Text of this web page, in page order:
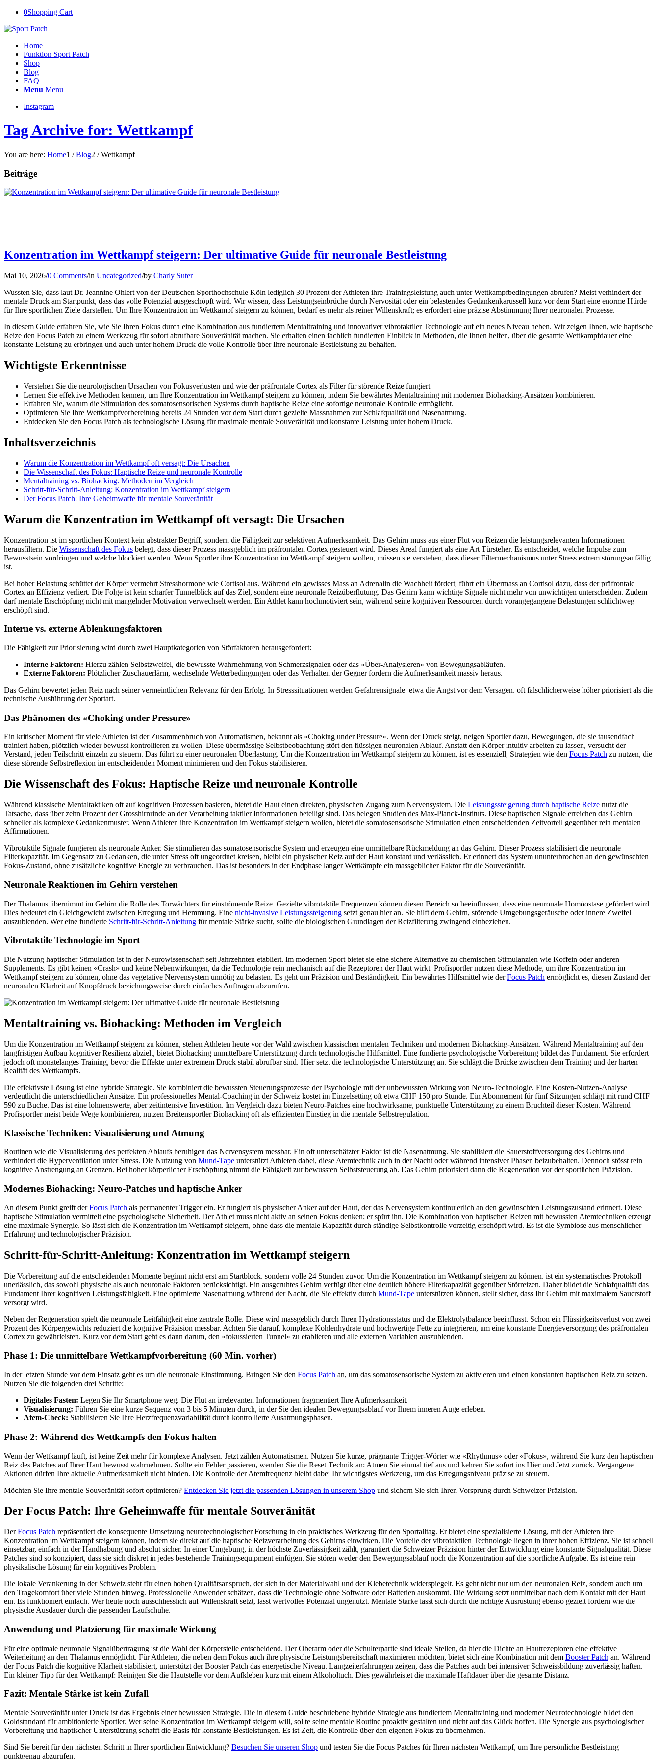
0Shopping Cart
Home
Funktion Sport Patch
Shop
Blog
FAQ
Menu Menu
Instagram
Tag Archive for: Wettkampf
You are here: Home1 / Blog2 / Wettkampf
Beiträge
Konzentration im Wettkampf steigern: Der ultimative Guide für neuronale Bestleistung
Mai 10, 2026/0 Comments/in Uncategorized/by Charly Suter
Wussten Sie, dass laut Dr. Jeannine Ohlert von der Deutschen Sporthochschule Köln lediglich 30 Prozent der Athleten ihre Trainingsleistung auch unter Wettkampfbedingungen abrufen? Meist verhindert der
mentale Druck am Startpunkt, dass das volle Potenzial ausgeschöpft wird. Wir wissen, dass Leistungseinbrüche durch Nervosität oder ein belastendes Gedankenkarussell kurz vor dem Start eine enorme Hürde
für Ihre sportlichen Ziele darstellen. Um Ihre Konzentration im Wettkampf steigern zu können, bedarf es mehr als reiner Willenskraft; es erfordert eine präzise Abstimmung Ihrer neuronalen Prozesse.
In diesem Guide erfahren Sie, wie Sie Ihren Fokus durch eine Kombination aus fundiertem Mentaltraining und innovativer vibrotaktiler Technologie auf ein neues Niveau heben. Wir zeigen Ihnen, wie haptische
Reize den Focus Patch zu einem Werkzeug für sofort abrufbare Souveränität machen. Sie erhalten einen fachlich fundierten Einblick in Methoden, die Ihnen helfen, über die gesamte Wettkampfdauer eine
konstante Leistung zu erbringen und auch unter hohem Druck die volle Kontrolle über Ihre neuronale Bestleistung zu behalten.
Wichtigste Erkenntnisse
Verstehen Sie die neurologischen Ursachen von Fokusverlusten und wie der präfrontale Cortex als Filter für störende Reize fungiert.
Lernen Sie effektive Methoden kennen, um Ihre Konzentration im Wettkampf steigern zu können, indem Sie bewährtes Mentaltraining mit modernen Biohacking-Ansätzen kombinieren.
Erfahren Sie, warum die Stimulation des somatosensorischen Systems durch haptische Reize eine sofortige neuronale Kontrolle ermöglicht.
Optimieren Sie Ihre Wettkampfvorbereitung bereits 24 Stunden vor dem Start durch gezielte Massnahmen zur Schlafqualität und Nasenatmung.
Entdecken Sie den Focus Patch als technologische Lösung für maximale mentale Souveränität und konstante Leistung unter hohem Druck.
Inhaltsverzeichnis
Warum die Konzentration im Wettkampf oft versagt: Die Ursachen
Die Wissenschaft des Fokus: Haptische Reize und neuronale Kontrolle
Mentaltraining vs. Biohacking: Methoden im Vergleich
Schritt-für-Schritt-Anleitung: Konzentration im Wettkampf steigern
Der Focus Patch: Ihre Geheimwaffe für mentale Souveränität
Warum die Konzentration im Wettkampf oft versagt: Die Ursachen
Konzentration ist im sportlichen Kontext kein abstrakter Begriff, sondern die Fähigkeit zur selektiven Aufmerksamkeit. Das Gehirn muss aus einer Flut von Reizen die leistungsrelevanten Informationen
herausfiltern. Die Wissenschaft des Fokus belegt, dass dieser Prozess massgeblich im präfrontalen Cortex gesteuert wird. Dieses Areal fungiert als eine Art Türsteher. Es entscheidet, welche Impulse zum
Bewusstsein vordringen und welche blockiert werden. Wenn Sportler ihre Konzentration im Wettkampf steigern wollen, müssen sie verstehen, dass dieser Filtermechanismus unter Stress extrem störungsanfällig
ist.
Bei hoher Belastung schüttet der Körper vermehrt Stresshormone wie Cortisol aus. Während ein gewisses Mass an Adrenalin die Wachheit fördert, führt ein Übermass an Cortisol dazu, dass der präfrontale
Cortex an Effizienz verliert. Die Folge ist kein scharfer Tunnelblick auf das Ziel, sondern eine neuronale Reizüberflutung. Das Gehirn kann wichtige Signale nicht mehr von unwichtigen unterscheiden. Zudem
darf mentale Erschöpfung nicht mit mangelnder Motivation verwechselt werden. Ein Athlet kann hochmotiviert sein, während seine kognitiven Ressourcen durch vorangegangene Belastungen schlichtweg
erschöpft sind.
Interne vs. externe Ablenkungsfaktoren
Die Fähigkeit zur Priorisierung wird durch zwei Hauptkategorien von Störfaktoren herausgefordert:
Interne Faktoren: Hierzu zählen Selbstzweifel, die bewusste Wahrnehmung von Schmerzsignalen oder das «Über-Analysieren» von Bewegungsabläufen.
Externe Faktoren: Plötzlicher Zuschauerlärm, wechselnde Wetterbedingungen oder das Verhalten der Gegner fordern die Aufmerksamkeit massiv heraus.
Das Gehirn bewertet jeden Reiz nach seiner vermeintlichen Relevanz für den Erfolg. In Stresssituationen werden Gefahrensignale, etwa die Angst vor dem Versagen, oft fälschlicherweise höher priorisiert als die
technische Ausführung der Sportart.
Das Phänomen des «Choking under Pressure»
Ein kritischer Moment für viele Athleten ist der Zusammenbruch von Automatismen, bekannt als «Choking under Pressure». Wenn der Druck steigt, neigen Sportler dazu, Bewegungen, die sie tausendfach
trainiert haben, plötzlich wieder bewusst kontrollieren zu wollen. Diese übermässige Selbstbeobachtung stört den flüssigen neuronalen Ablauf. Anstatt den Körper intuitiv arbeiten zu lassen, versucht der
Verstand, jeden Teilschritt einzeln zu steuern. Das führt zu einer neuronalen Überlastung. Um die Konzentration im Wettkampf steigern zu können, ist es essenziell, Strategien wie den Focus Patch zu nutzen, die
diese störende Selbstreflexion im entscheidenden Moment minimieren und den Fokus stabilisieren.
Die Wissenschaft des Fokus: Haptische Reize und neuronale Kontrolle
Während klassische Mentaltaktiken oft auf kognitiven Prozessen basieren, bietet die Haut einen direkten, physischen Zugang zum Nervensystem. Die Leistungssteigerung durch haptische Reize nutzt die
Tatsache, dass über zehn Prozent der Grosshirnrinde an der Verarbeitung taktiler Informationen beteiligt sind. Das belegen Studien des Max-Planck-Instituts. Diese haptischen Signale erreichen das Gehirn
schneller als komplexe Gedankenmuster. Wenn Athleten ihre Konzentration im Wettkampf steigern wollen, bietet die somatosensorische Stimulation einen entscheidenden Zeitvorteil gegenüber rein mentalen
Affirmationen.
Vibrotaktile Signale fungieren als neuronale Anker. Sie stimulieren das somatosensorische System und erzeugen eine unmittelbare Rückmeldung an das Gehirn. Dieser Prozess stabilisiert die neuronale
Filterkapazität. Im Gegensatz zu Gedanken, die unter Stress oft ungeordnet kreisen, bleibt ein physischer Reiz auf der Haut konstant und verlässlich. Er erinnert das System ununterbrochen an den gewünschten
Fokus-Zustand, ohne zusätzliche kognitive Energie zu verbrauchen. Das ist besonders in der Endphase langer Wettkämpfe ein massgeblicher Faktor für die Souveränität.
Neuronale Reaktionen im Gehirn verstehen
Der Thalamus übernimmt im Gehirn die Rolle des Torwächters für einströmende Reize. Gezielte vibrotaktile Frequenzen können diesen Bereich so beeinflussen, dass eine neuronale Homöostase gefördert wird.
Dies bedeutet ein Gleichgewicht zwischen Erregung und Hemmung. Eine nicht-invasive Leistungssteigerung setzt genau hier an. Sie hilft dem Gehirn, störende Umgebungsgeräusche oder innere Zweifel
auszublenden. Wer eine fundierte Schritt-für-Schritt-Anleitung für mentale Stärke sucht, sollte die biologischen Grundlagen der Reizfilterung zwingend einbeziehen.
Vibrotaktile Technologie im Sport
Die Nutzung haptischer Stimulation ist in der Neurowissenschaft seit Jahrzehnten etabliert. Im modernen Sport bietet sie eine sichere Alternative zu chemischen Stimulanzien wie Koffein oder anderen
Supplements. Es gibt keinen «Crash» und keine Nebenwirkungen, da die Technologie rein mechanisch auf die Rezeptoren der Haut wirkt. Profisportler nutzen diese Methode, um ihre Konzentration im
Wettkampf steigern zu können, ohne das vegetative Nervensystem unnötig zu belasten. Es geht um Präzision und Beständigkeit. Ein bewährtes Hilfsmittel wie derFocus Patch ermöglicht es, diesen Zustand der
neuronalen Klarheit auf Knopfdruck beziehungsweise durch einfaches Auftragen abzurufen.
Mentaltraining vs. Biohacking: Methoden im Vergleich
Um die Konzentration im Wettkampf steigern zu können, stehen Athleten heute vor der Wahl zwischen klassischen mentalen Techniken und modernen Biohacking-Ansätzen. Während Mentaltraining auf den
langfristigen Aufbau kognitiver Resilienz abzielt, bietet Biohacking unmittelbare Unterstützung durch technologische Hilfsmittel. Eine fundierte psychologische Vorbereitung bildet das Fundament. Sie erfordert
jedoch oft monatelanges Training, bevor die Effekte unter extremem Druck stabil abrufbar sind. Hier setzt die technologische Unterstützung an. Sie schlägt die Brücke zwischen dem Training und der harten
Realität des Wettkampfs.
Die effektivste Lösung ist eine hybride Strategie. Sie kombiniert die bewussten Steuerungsprozesse der Psychologie mit der unbewussten Wirkung von Neuro-Technologie. Eine Kosten-Nutzen-Analyse
verdeutlicht die unterschiedlichen Ansätze. Ein professionelles Mental-Coaching in der Schweiz kostet im Einzelsetting oft etwa CHF 150 pro Stunde. Ein Abonnement für fünf Sitzungen schlägt mit rund CHF
590 zu Buche. Das ist eine lohnenswerte, aber zeitintensive Investition. Im Vergleich dazu bieten Neuro-Patches eine hochwirksame, punktuelle Unterstützung zu einem Bruchteil dieser Kosten. Während
Profisportler meist beide Wege kombinieren, nutzen Breitensportler Biohacking oft als effizienten Einstieg in die mentale Selbstregulation.
Klassische Techniken: Visualisierung und Atmung
Routinen wie die Visualisierung des perfekten Ablaufs beruhigen das Nervensystem messbar. Ein oft unterschätzter Faktor ist die Nasenatmung. Sie stabilisiert die Sauerstoffversorgung des Gehirns und
verhindert die Hyperventilation unter Stress. Die Nutzung von Mund-Tape unterstützt Athleten dabei, diese Atemtechnik auch in der Nacht oder während intensiver Phasen beizubehalten. Dennoch stösst rein
kognitive Anstrengung an Grenzen. Bei hoher körperlicher Erschöpfung nimmt die Fähigkeit zur bewussten Selbststeuerung ab. Das Gehirn priorisiert dann die Regeneration vor der sportlichen Präzision.
Modernes Biohacking: Neuro-Patches und haptische Anker
An diesem Punkt greift derFocus Patch als permanenter Trigger ein. Er fungiert als physischer Anker auf der Haut, der das Nervensystem kontinuierlich an den gewünschten Leistungszustand erinnert. Diese
haptische Stimulation vermittelt eine psychologische Sicherheit. Der Athlet muss nicht aktiv an seinen Fokus denken; er spürt ihn. Die Kombination von haptischen Reizen mit bewussten Atemtechniken erzeugt
eine maximale Synergie. So lässt sich die Konzentration im Wettkampf steigern, ohne dass die mentale Kapazität durch ständige Selbstkontrolle vorzeitig erschöpft wird. Es ist die Symbiose aus menschlicher
Erfahrung und technologischer Präzision.
Schritt-für-Schritt-Anleitung: Konzentration im Wettkampf steigern
Die Vorbereitung auf die entscheidenden Momente beginnt nicht erst am Startblock, sondern volle 24 Stunden zuvor. Um die Konzentration im Wettkampf steigern zu können, ist ein systematisches Protokoll
unerlässlich, das sowohl physische als auch neuronale Faktoren berücksichtigt. Ein ausgeruhtes Gehirn verfügt über eine deutlich höhere Filterkapazität gegenüber Störreizen. Daher bildet die Schlafqualität das
Fundament Ihrer kognitiven Leistungsfähigkeit. Eine optimierte Nasenatmung während der Nacht, die Sie effektiv durch Mund-Tape unterstützen können, stellt sicher, dass Ihr Gehirn mit maximalem Sauerstoff
versorgt wird.
Neben der Regeneration spielt die neuronale Leitfähigkeit eine zentrale Rolle. Diese wird massgeblich durch Ihren Hydrationsstatus und die Elektrolytbalance beeinflusst. Schon ein Flüssigkeitsverlust von zwei
Prozent des Körpergewichts reduziert die kognitive Präzision messbar. Achten Sie darauf, komplexe Kohlenhydrate und hochwertige Fette zu integrieren, um eine konstante Energieversorgung des präfrontalen
Cortex zu gewährleisten. Kurz vor dem Start geht es dann darum, den «fokussierten Tunnel» zu etablieren und alle externen Variablen auszublenden.
Phase 1: Die unmittelbare Wettkampfvorbereitung (60 Min. vorher)
In der letzten Stunde vor dem Einsatz geht es um die neuronale Einstimmung. Bringen Sie den Focus Patch an, um das somatosensorische System zu aktivieren und einen konstanten haptischen Reiz zu setzen.
Nutzen Sie die folgenden drei Schritte:
Digitales Fasten: Legen Sie Ihr Smartphone weg. Die Flut an irrelevanten Informationen fragmentiert Ihre Aufmerksamkeit.
Visualisierung: Führen Sie eine kurze Sequenz von 3 bis 5 Minuten durch, in der Sie den idealen Bewegungsablauf vor Ihrem inneren Auge erleben.
Atem-Check: Stabilisieren Sie Ihre Herzfrequenzvariabilität durch kontrollierte Ausatmungsphasen.
Phase 2: Während des Wettkampfs den Fokus halten
Wenn der Wettkampf läuft, ist keine Zeit mehr für komplexe Analysen. Jetzt zählen Automatismen. Nutzen Sie kurze, prägnante Trigger-Wörter wie «Rhythmus» oder «Fokus», während Sie kurz den haptischen
Reiz des Patches auf Ihrer Haut bewusst wahrnehmen. Sollte ein Fehler passieren, wenden Sie die Reset-Technik an: Atmen Sie einmal tief aus und kehren Sie sofort ins Hier und Jetzt zurück. Vergangene
Aktionen dürfen Ihre aktuelle Aufmerksamkeit nicht binden. Die Kontrolle der Atemfrequenz bleibt dabei Ihr wichtigstes Werkzeug, um das Erregungsniveau präzise zu steuern.
Möchten Sie Ihre mentale Souveränität sofort optimieren? Entdecken Sie jetzt die passenden Lösungen in unserem Shop und sichern Sie sich Ihren Vorsprung durch Schweizer Präzision.
Der Focus Patch: Ihre Geheimwaffe für mentale Souveränität
DerFocus Patch repräsentiert die konsequente Umsetzung neurotechnologischer Forschung in ein praktisches Werkzeug für den Sportalltag. Er bietet eine spezialisierte Lösung, mit der Athleten ihre
Konzentration im Wettkampf steigern können, indem sie direkt auf die haptische Reizverarbeitung des Gehirns einwirken. Die Vorteile der vibrotaktilen Technologie liegen in ihrer hohen Effizienz. Sie ist schnell
einsetzbar, einfach in der Handhabung und absolut sicher. In einer Umgebung, in der höchste Zuverlässigkeit zählt, garantiert die Schweizer Präzision hinter der Entwicklung eine konstante Signalqualität. Diese
Patches sind so konzipiert, dass sie sich diskret in jedes bestehende Trainingsequipment einfügen. Sie stören weder den Bewegungsablauf noch die Konzentration auf die sportliche Aufgabe. Es ist eine rein
physikalische Lösung für ein kognitives Problem.
Die lokale Verankerung in der Schweiz steht für einen hohen Qualitätsanspruch, der sich in der Materialwahl und der Klebetechnik widerspiegelt. Es geht nicht nur um den neuronalen Reiz, sondern auch um
den Tragekomfort über viele Stunden hinweg. Professionelle Anwender schätzen, dass die Technologie ohne Software oder Batterien auskommt. Die Wirkung setzt unmittelbar nach dem Kontakt mit der Haut
ein. Es funktioniert einfach. Wer heute noch ausschliesslich auf Willenskraft setzt, lässt wertvolles Potenzial ungenutzt. Mentale Stärke lässt sich durch die richtige Ausrüstung ebenso gezielt fördern wie die
physische Ausdauer durch die passenden Laufschuhe.
Anwendung und Platzierung für maximale Wirkung
Für eine optimale neuronale Signalübertragung ist die Wahl der Körperstelle entscheidend. Der Oberarm oder die Schulterpartie sind ideale Stellen, da hier die Dichte an Hautrezeptoren eine effektive
Weiterleitung an den Thalamus ermöglicht. Für Athleten, die neben dem Fokus auch ihre physische Leistungsbereitschaft maximieren möchten, bietet sich eine Kombination mit dem Booster Patch an. Während
der Focus Patch die kognitive Klarheit stabilisiert, unterstützt der Booster Patch das energetische Niveau. Langzeiterfahrungen zeigen, dass die Patches auch bei intensiver Schweissbildung zuverlässig haften.
Ein kleiner Tipp für den Wettkampf: Reinigen Sie die Hautstelle vor dem Aufkleben kurz mit einem Alkoholtuch. Dies gewährleistet die maximale Haftdauer über die gesamte Distanz.
Fazit: Mentale Stärke ist kein Zufall
Mentale Souveränität unter Druck ist das Ergebnis einer bewussten Strategie. Die in diesem Guide beschriebene hybride Strategie aus fundiertem Mentaltraining und moderner Neurotechnologie bildet den
Goldstandard für ambitionierte Sportler. Wer seine Konzentration im Wettkampf steigern will, sollte seine mentale Routine proaktiv gestalten und nicht auf das Glück hoffen. Die Synergie aus psychologischer
Vorbereitung und haptischer Unterstützung schafft die Basis für konstante Bestleistungen. Es ist Zeit, die Kontrolle über den eigenen Fokus zu übernehmen.
Sind Sie bereit für den nächsten Schritt in Ihrer sportlichen Entwicklung? Besuchen Sie unseren Shop und testen Sie die Focus Patches für Ihren nächsten Wettkampf, um Ihre persönliche Bestleistung
punktgenau abzurufen.